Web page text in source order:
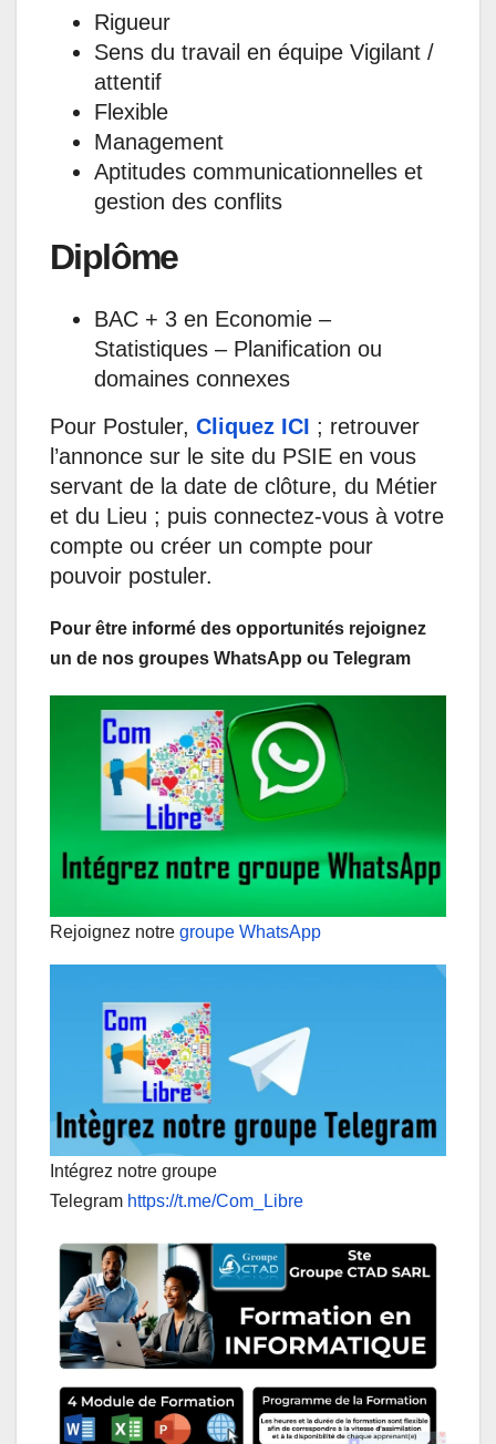
Rigueur
Sens du travail en équipe Vigilant /
attentif
Flexible
Management
Aptitudes communicationnelles et
gestion des conflits
Diplôme
BAC + 3 en Economie –
Statistiques – Planification ou
domaines connexes
Pour Postuler, Cliquez ICI ; retrouver
l’annonce sur le site du PSIE en vous
servant de la date de clôture, du Métier
et du Lieu ; puis connectez-vous à votre
compte ou créer un compte pour
pouvoir postuler.
Pour être informé des opportunités rejoignez
un de nos groupes WhatsApp ou Telegram
Rejoignez notre groupe WhatsApp
Intégrez notre groupe
Telegram https://t.me/Com_Libre